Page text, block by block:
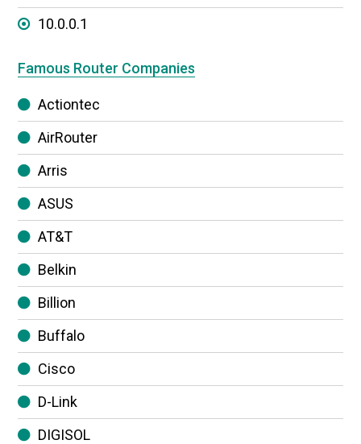
10.0.0.1
Famous Router Companies
Actiontec
AirRouter
Arris
ASUS
AT&T
Belkin
Billion
Buffalo
Cisco
D-Link
DIGISOL